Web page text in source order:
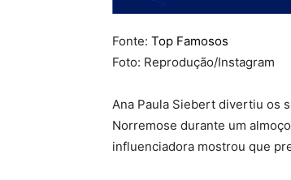
Fonte: Top Famosos
Foto: Reprodução/Instagram
Ana Paula Siebert divertiu os
Norremose durante um
influenciadora mostrou que